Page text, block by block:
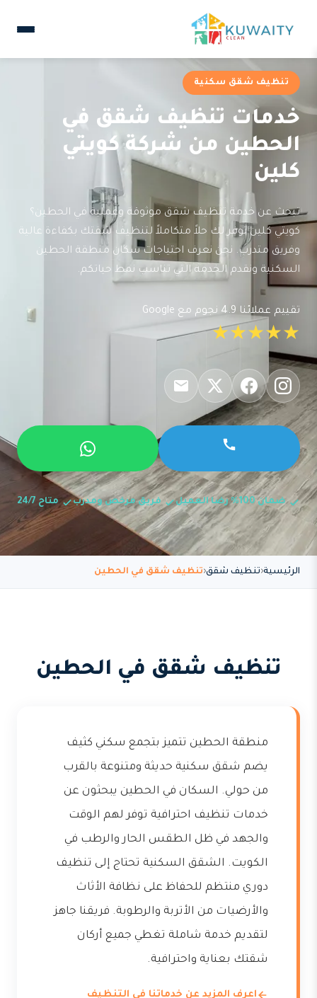
تنظيف شقق سكنية
خدمات تنظيف شقق في
الحطين من شركة كويتي
كلين
تبحث عن خدمة تنظيف شقق موثوقة وعملية في الحطين؟
كويتي كلين توفر لك حلاً متكاملاً لتنظيف شقتك بكفاءة عالية
وفريق متدرب. نحن نعرف احتياجات سكان منطقة الحطين
السكنية ونقدم الخدمة التي تناسب نمط حياتكم.
تقييم عملائنا 4.9 نجوم مع Google
★★★★★
ضمان 100% رضا العميل فريق مرخص ومدرب متاح 24/7
الرئيسية تنظيف شقق تنظيف شقق في الحطين
تنظيف شقق في الحطين
منطقة الحطين تتميز بتجمع سكني كثيف
يضم شقق سكنية حديثة ومتنوعة بالقرب
من حولي. السكان في الحطين يبحثون عن
خدمات تنظيف احترافية توفر لهم الوقت
والجهد في ظل الطقس الحار والرطب في
الكويت. الشقق السكنية تحتاج إلى تنظيف
دوري منتظم للحفاظ على نظافة الأثاث
والأرضيات من الأتربة والرطوبة. فريقنا جاهز
لتقديم خدمة شاملة تغطي جميع أركان
شقتك بعناية واحترافية.
اعرف المزيد عن خدماتنا في التنظيف